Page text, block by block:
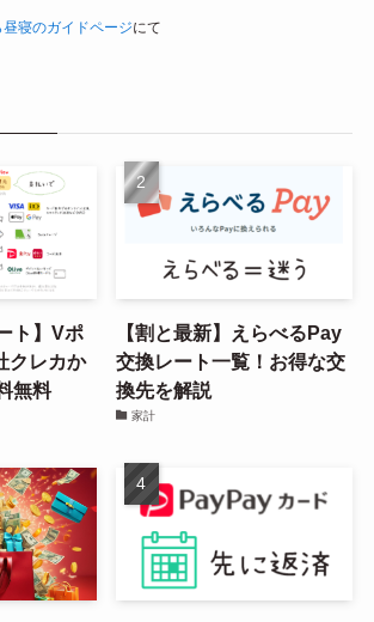
昼寝のガイドページにて
ト】Vポ
クレカか
無料
【割と最新】えらべるPay
交換レート一覧！お得な交
換先を解説
家計